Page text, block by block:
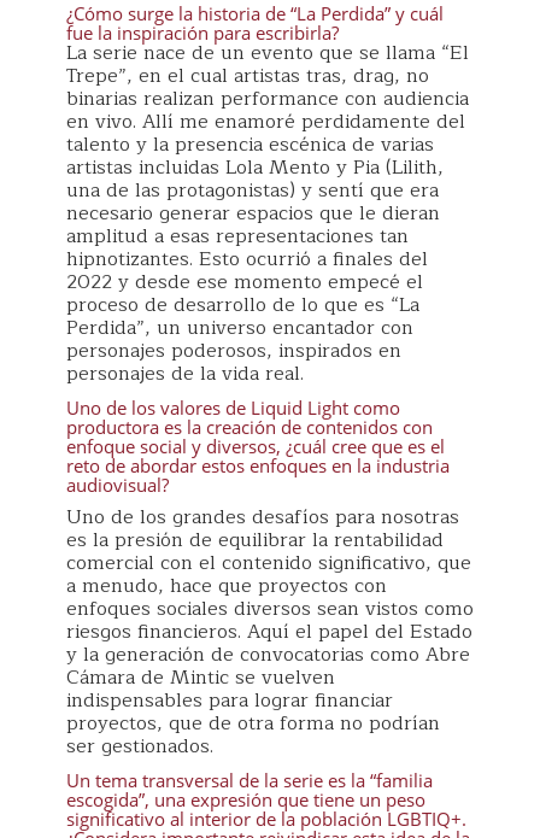
¿Cómo surge la historia de “La Perdida” y cuál
fue la inspiración para escribirla?
La serie nace de un evento que se llama “El
Trepe”, en el cual artistas tras, drag, no
binarias realizan performance con audiencia
en vivo. Allí me enamoré perdidamente del
talento y la presencia escénica de varias
artistas incluidas Lola Mento y Pia (Lilith,
una de las protagonistas) y sentí que era
necesario generar espacios que le dieran
amplitud a esas representaciones tan
hipnotizantes. Esto ocurrió a finales del
2022 y desde ese momento empecé el
proceso de desarrollo de lo que es “La
Perdida”, un universo encantador con
personajes poderosos, inspirados en
personajes de la vida real.
Uno de los valores de Liquid Light como
productora es la creación de contenidos con
enfoque social y diversos, ¿cuál cree que es el
reto de abordar estos enfoques en la industria
audiovisual?
Uno de los grandes desafíos para nosotras
es la presión de equilibrar la rentabilidad
comercial con el contenido significativo, que
a menudo, hace que proyectos con
enfoques sociales diversos sean vistos como
riesgos financieros. Aquí el papel del Estado
y la generación de convocatorias como Abre
Cámara de Mintic se vuelven
indispensables para lograr financiar
proyectos, que de otra forma no podrían
ser gestionados.
Un tema transversal de la serie es la “familia
escogida”, una expresión que tiene un peso
significativo al interior de la población LGBTIQ+.